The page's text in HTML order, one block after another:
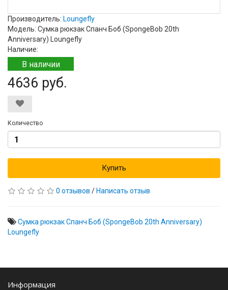
Производитель: Loungefly
Модель: Сумка рюкзак Спанч Боб (SpongeBob 20th
Anniversary) Loungefly
Наличие:
В наличии
4636 руб.
Количество
Купить
0 отзывов / Написать отзыв
Сумка рюкзак Спанч Боб (SpongeBob 20th Anniversary)
Loungefly
Информация